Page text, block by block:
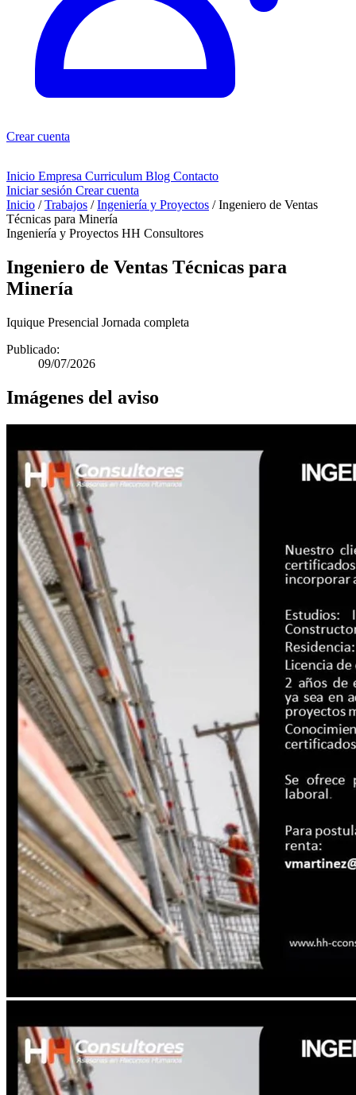
Crear cuenta
Inicio Empresa Curriculum Blog Contacto
Iniciar sesión Crear cuenta
Inicio / Trabajos / Ingeniería y Proyectos / Ingeniero de Ventas
Técnicas para Minería
Ingeniería y Proyectos HH Consultores
Ingeniero de Ventas Técnicas para
Minería
Iquique Presencial Jornada completa
Publicado:
09/07/2026
Imágenes del aviso